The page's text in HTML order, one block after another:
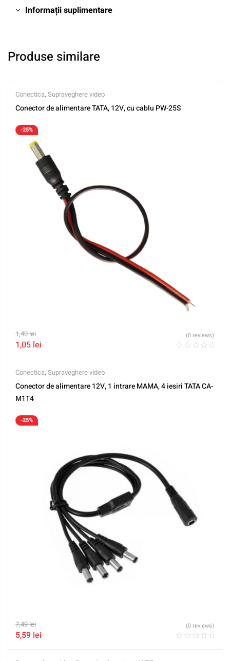
Informații suplimentare
Produse similare
Conectica, Supraveghere video
Conector de alimentare TATA, 12V, cu cablu PW-25S
-25%
1,40lei
1,05 lei
(0 reviews)
Conectica, Supraveghere video
Conector de alimentare 12V, 1 intrare MAMA, 4 iesiri TATA CA-
M1T4
-25%
7,49lei
5,59 lei
(0 reviews)